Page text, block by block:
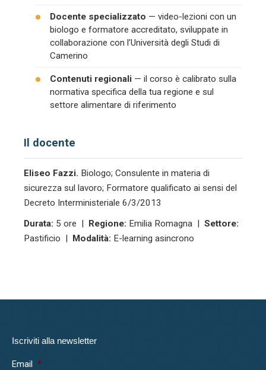
Docente specializzato — video-lezioni con un
biologo e formatore accreditato, sviluppate in
collaborazione con l’Università degli Studi di
Camerino
Contenuti regionali — il corso è calibrato sulla
normativa specifica della tua regione e sul
settore alimentare di riferimento
Il docente
Eliseo Fazzi. Biologo; Consulente in materia di
sicurezza sul lavoro; Formatore qualificato ai sensi del
Decreto Interministeriale 6/3/2013
Durata: 5 ore | Regione: Emilia Romagna | Settore:
Pastificio | Modalità: E-learning asincrono
Iscriviti alla newsletter
Email *